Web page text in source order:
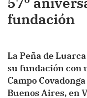
fundación
La Peña de
su fundación con
Campo
Buenos Aires, en